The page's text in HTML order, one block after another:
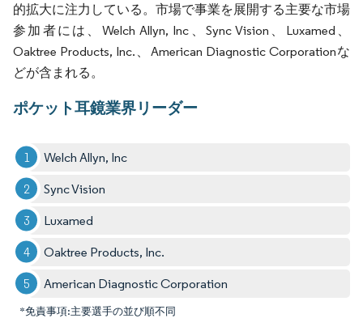
的拡大に注力している。市場で事業を展開する主要な市場
参加者には、Welch Allyn, Inc、Sync Vision、Luxamed、
Oaktree Products, Inc.、American Diagnostic Corporationな
どが含まれる。
ポケット耳鏡業界リーダー
Welch Allyn, Inc
Sync Vision
Luxamed
Oaktree Products, Inc.
American Diagnostic Corporation
*免責事項:主要選手の並び順不同